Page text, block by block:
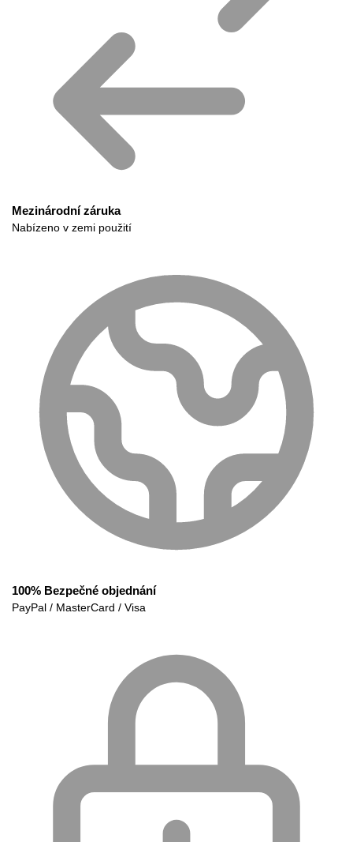
Mezinárodní záruka
Nabízeno v zemi použití
100% Bezpečné objednání
PayPal / MasterCard / Visa